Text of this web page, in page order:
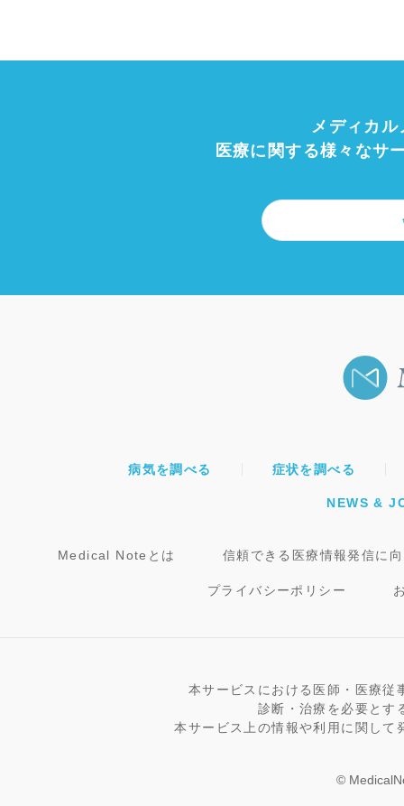
メディカ
医療に関する様々なサ
病気を調べる 症状を調べる
NEWS &
Medical Noteとは 信頼できる医療情報発信に
プライバシーポリシー
本サービスにおける医師・医療従
診断・治療を必要とす
本サービス上の情報や利用に関し
©